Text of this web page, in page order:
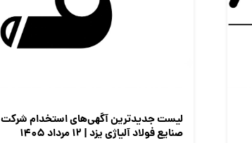
لیست جدیدترین آگهی‌های استخدام شرکت
صنایع فولاد آلیاژی یزد | ۱۲ مرداد ۱۴۰۵